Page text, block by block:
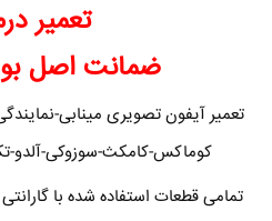
تعمیر
ضمانت اصل
تعمیر آیفون تصویری مینابی-
کوماکس-کامکث-سوزوکی-آلدو-
تمامی قطعات استفاده شده با